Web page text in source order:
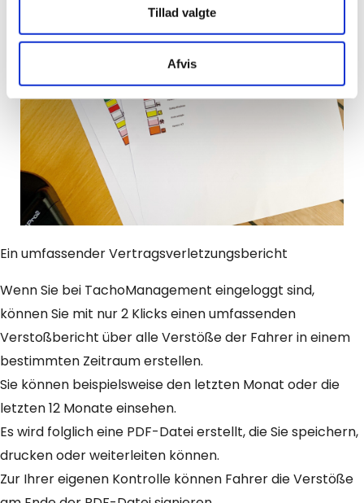
Tillad valgte
Afvis
Ein umfassender Vertragsverletzungsbericht
Wenn Sie bei TachoManagement eingeloggt sind,
können Sie mit nur 2 Klicks einen umfassenden
Verstoßbericht über alle Verstöße der Fahrer in einem
bestimmten Zeitraum erstellen.
Sie können beispielsweise den letzten Monat oder die
letzten 12 Monate einsehen.
Es wird folglich eine PDF-Datei erstellt, die Sie speichern,
drucken oder weiterleiten können.
Zur Ihrer eigenen Kontrolle können Fahrer die Verstöße